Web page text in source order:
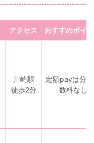
アクセス おすすめポイ
川崎駅
徒歩2分
定額payは分
数料なし